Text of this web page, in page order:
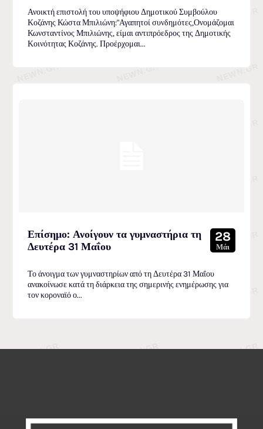
Ανοικτή επιστολή του υποψήφιου Δημοτικού Συμβούλου
Κοζάνης Κώστα Μπιλιώνη:"Αγαπητοί συνδημότες,Ονομάζομαι
Κωνσταντίνος Μπιλιώνης, είμαι αντιπρόεδρος της Δημοτικής
Κοινότητας Κοζάνης. Προέρχομαι...
Επίσημο: Ανοίγουν τα γυμναστήρια τη
Δευτέρα 31 Μαΐου
28
Μάι
Το άνοιγμα των γυμναστηρίων από τη Δευτέρα 31 Μαΐου
ανακοίνωσε κατά τη διάρκεια της σημερινής ενημέρωσης για
τον κοροναϊό ο...